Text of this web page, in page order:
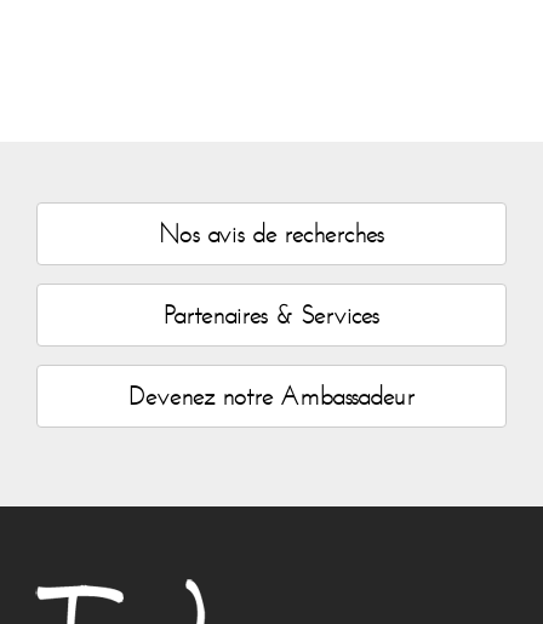
Nos avis de recherches
Partenaires & Services
Devenez notre Ambassadeur